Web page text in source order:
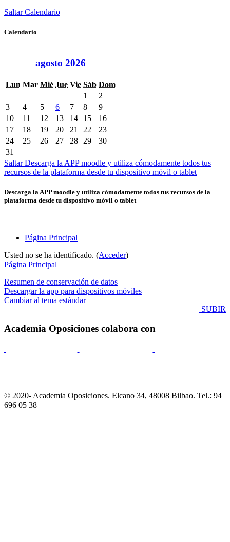
Saltar Calendario
Calendario
agosto 2026
Lun Mar Mié Jue Vie Sáb Dom
1
2
3
4 5 6 7 8
9
10
11 12 13 14 15
16
17
18 19 20 21 22
23
24
25 26 27 28 29
30
31
Saltar Descarga la APP moodle y utiliza cómodamente todos tus
recursos de la plataforma desde tu dispositivo móvil o tablet
Descarga la APP moodle y utiliza cómodamente todos tus recursos de la
plataforma desde tu dispositivo móvil o tablet
Página Principal
Usted no se ha identificado. (Acceder)
Página Principal
Resumen de conservación de datos
Descargar la app para dispositivos móviles
Cambiar al tema estándar
SUBIR
Academia Oposiciones colabora con
© 2020- Academia Oposiciones. Elcano 34, 48008 Bilbao. Tel.: 94
696 05 38